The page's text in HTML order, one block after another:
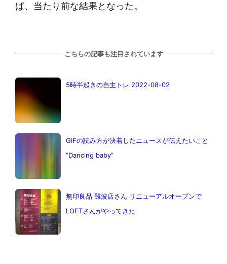
ば、当たり前な結果となった。
こちらの記事も注目されています
5時半起きの自主トレ 2022-08-02
GIFの読み方が決着したニュースが伝えたいこと
”Dancing baby”
無印良品 難波店さん リニューアルオープンで
LOFTさんがやってきた